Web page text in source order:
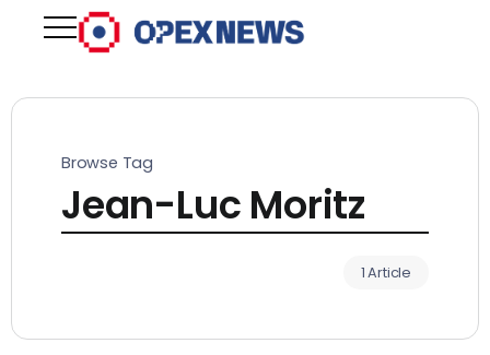
Browse Tag
Jean-Luc Moritz
1 Article